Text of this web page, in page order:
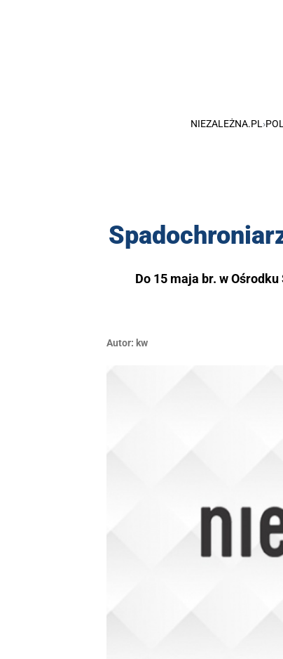
NIEZALEŻNA.PL ›
Do 15 maja br. w
Autor: kw